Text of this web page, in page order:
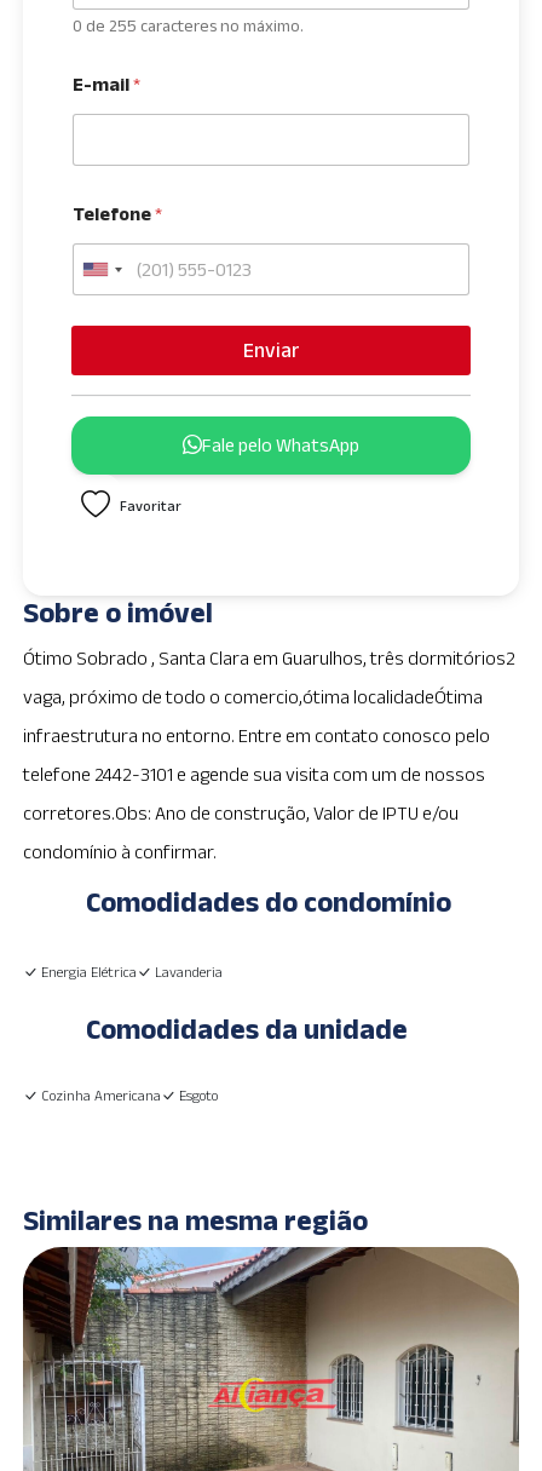
0 de 255 caracteres no máximo.
E-mail*
Telefone*
U
e
d
t
a
+
1
Enviar
Fale pelo WhatsApp
Favoritar
Sobre o imóvel
Ótimo Sobrado , Santa Clara em Guarulhos, três dormitórios2
vaga, próximo de todo o comercio,ótima localidadeÓtima
infraestrutura no entorno. Entre em contato conosco pelo
telefone 2442-3101 e agende sua visita com um de nossos
corretores.Obs: Ano de construção, Valor de IPTU e/ou
condomínio à confirmar.
Comodidades do condomínio
Energia Elétrica Lavanderia
Comodidades da unidade
Cozinha Americana Esgoto
Similares na mesma região